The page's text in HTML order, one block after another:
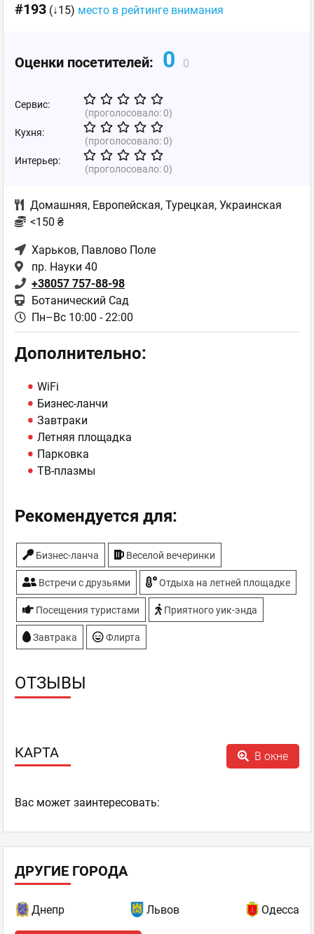
#193 (↓15) место в рейтинге внимания
Оценки посетителей: 0 0
Сервис:
(проголосовало:0)
Кухня:
(проголосовало:0)
Интерьер:
(проголосовало:0)
Домашняя, Европейская, Турецкая, Украинская
<150 ₴
Харьков, Павлово Поле
пр. Науки 40
+38057 757-88-98
Ботанический Сад
Пн–Вс 10:00 - 22:00
Дополнительно:
WiFi
Бизнес-ланчи
Завтраки
Летняя площадка
Парковка
ТВ-плазмы
Рекомендуется для:
Бизнес-ланча Веселой вечеринки
Встречи с друзьями Отдыха на летней площадке
Посещения туристами Приятного уик-энда
Завтрака Флирта
ОТЗЫВЫ
КАРТА В окне
Ваc может заинтересовать:
ДРУГИЕ ГОРОДА
Днепр Львов Одесса